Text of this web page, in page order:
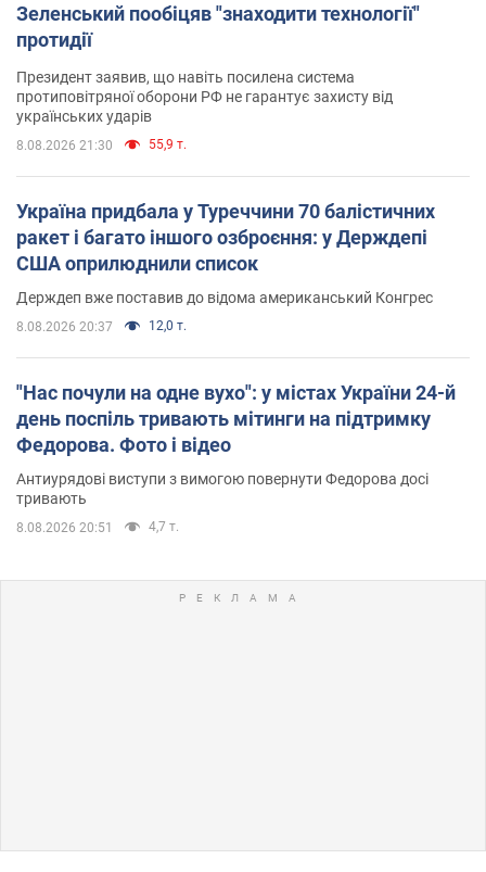
Зеленський пообіцяв "знаходити технології"
протидії
Президент заявив, що навіть посилена система
протиповітряної оборони РФ не гарантує захисту від
українських ударів
8.08.2026 21:30 55,9 т.
Україна придбала у Туреччини 70 балістичних
ракет і багато іншого озброєння: у Держдепі
США оприлюднили список
Держдеп вже поставив до відома американський Конгрес
8.08.2026 20:37 12,0 т.
"Нас почули на одне вухо": у містах України 24-й
день поспіль тривають мітинги на підтримку
Федорова. Фото і відео
Антиурядові виступи з вимогою повернути Федорова досі
тривають
8.08.2026 20:51 4,7 т.